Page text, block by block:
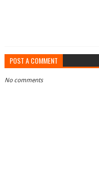
POST A COMMENT
No comments